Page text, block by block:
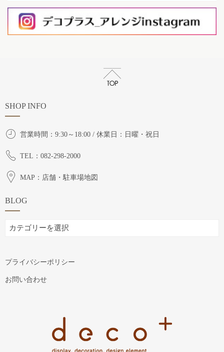
SHOP INFO
営業時間：9:30～18:00 / 休業日：日曜・祝日
TEL：082-298-2000
MAP：店舗・駐車場地図
BLOG
BLOG
プライバシーポリシー
お問い合わせ